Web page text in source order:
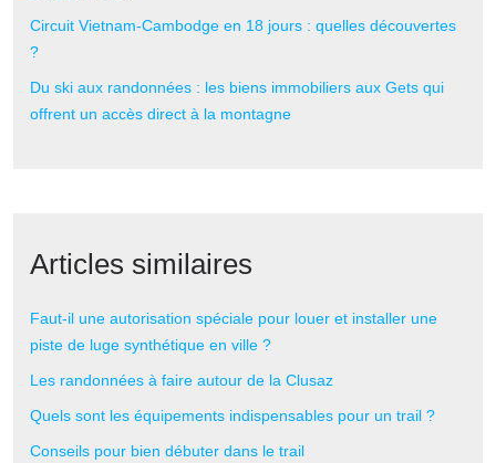
Circuit Vietnam-Cambodge en 18 jours : quelles découvertes
?
Du ski aux randonnées : les biens immobiliers aux Gets qui
offrent un accès direct à la montagne
Articles similaires
Faut-il une autorisation spéciale pour louer et installer une
piste de luge synthétique en ville ?
Les randonnées à faire autour de la Clusaz
Quels sont les équipements indispensables pour un trail ?
Conseils pour bien débuter dans le trail